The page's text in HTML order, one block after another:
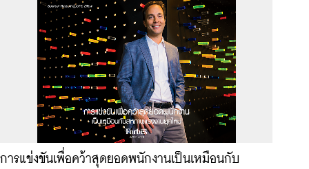
การแข่งขันเพื่อคว้าสุดยอดพนักงานเป็นเหมือนกับ